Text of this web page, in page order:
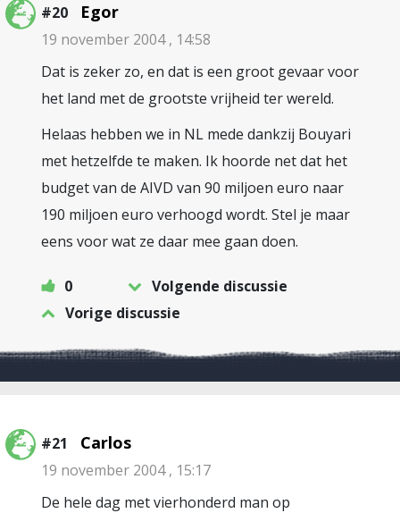
#20 Egor
19 november 2004 , 14:58
Dat is zeker zo, en dat is een groot gevaar voor
het land met de grootste vrijheid ter wereld.
Helaas hebben we in NL mede dankzij Bouyari
met hetzelfde te maken. Ik hoorde net dat het
budget van de AIVD van 90 miljoen euro naar
190 miljoen euro verhoogd wordt. Stel je maar
eens voor wat ze daar mee gaan doen.
0
Volgende discussie
Vorige discussie
#21 Carlos
19 november 2004 , 15:17
De hele dag met vierhonderd man op